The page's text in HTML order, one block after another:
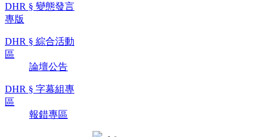
DHR § 變態發言
專版
DHR § 綜合活動
區
論壇公告
DHR § 字幕組專
區
報錯專區